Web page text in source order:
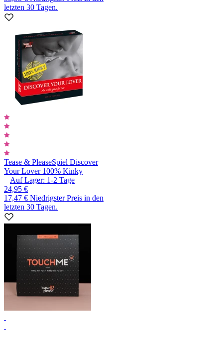
letzten 30 Tagen.
Tease & PleaseSpiel Discover
Your Lover 100% Kinky
Auf Lager: 1-2 Tage
24,95 €
17,47 € Niedrigster Preis in den
letzten 30 Tagen.